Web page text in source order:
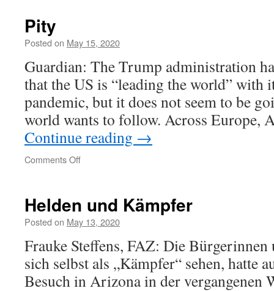
Pity
Posted on May 15, 2020
Guardian: The Trump administration
that the US is “leading the world” with
pandemic, but it does not seem to be
world wants to follow. Across
Continue reading →
Comments Offon
Helden und Kämpfer
Posted on May 13, 2020
Frauke Steffens, FAZ: Die
sich selbst als „Kämpfer“ sehen, hatte
Besuch in Arizona in der vergangenen